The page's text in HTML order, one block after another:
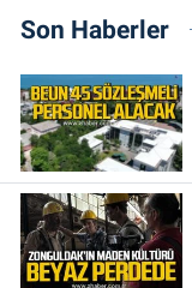
Son Haberler